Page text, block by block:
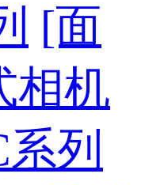
[面
相机
系列